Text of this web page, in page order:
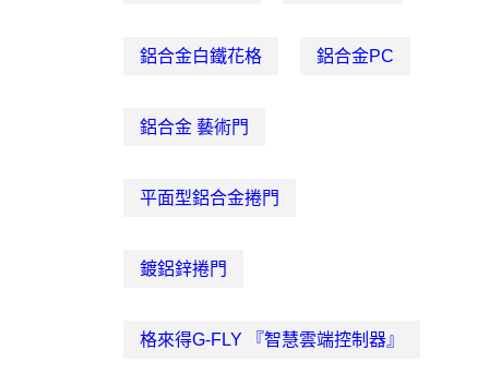
鋁合金白鐵花格 鋁合金PC
鋁合金 藝術門
平面型鋁合金捲門
鍍鋁鋅捲門
格來得G-FLY 『智慧雲端控制器』